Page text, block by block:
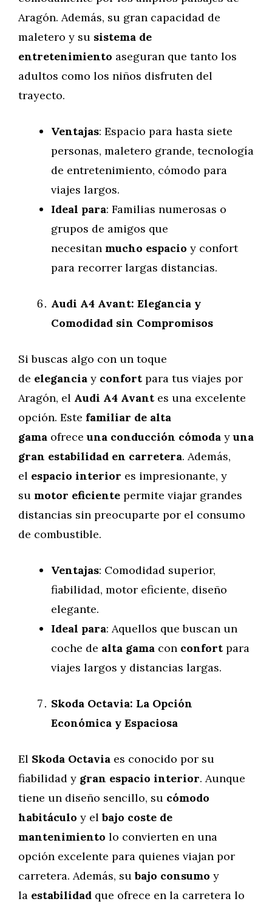
Aragón. Además, su gran capacidad de
maletero y su sistema de
entretenimiento aseguran que tanto los
adultos como los niños disfruten del
trayecto.
Ventajas: Espacio para hasta siete
personas, maletero grande, tecnología
de entretenimiento, cómodo para
viajes largos.
Ideal para: Familias numerosas o
grupos de amigos que
necesitan mucho espacio y confort
para recorrer largas distancias.
Audi A4 Avant: Elegancia y
Comodidad sin Compromisos
Si buscas algo con un toque
de elegancia y confort para tus viajes por
Aragón, el Audi A4 Avant es una excelente
opción. Este familiar de alta
gama ofreceuna conducción cómoda yuna
gran estabilidad en carretera. Además,
el espacio interior es impresionante, y
su motor eficiente permite viajar grandes
distancias sin preocuparte por el consumo
de combustible.
Ventajas: Comodidad superior,
fiabilidad, motor eficiente, diseño
elegante.
Ideal para: Aquellos que buscan un
coche de alta gama con confort para
viajes largos y distancias largas.
Skoda Octavia: La Opción
Económica y Espaciosa
El Skoda Octavia es conocido por su
fiabilidad y gran espacio interior. Aunque
tiene un diseño sencillo, su cómodo
habitáculo y elbajo coste de
mantenimiento lo convierten en una
opción excelente para quienes viajan por
carretera. Además, subajo consumo y
la estabilidad que ofrece en la carretera lo